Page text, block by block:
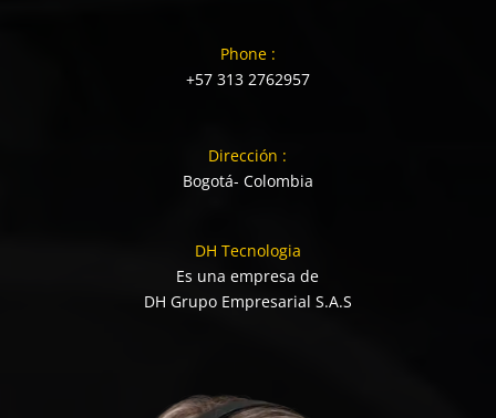
Phone :
+57 313 2762957
Dirección :
Bogotá- Colombia
DH Tecnologia
Es una empresa de
DH Grupo Empresarial S.A.S